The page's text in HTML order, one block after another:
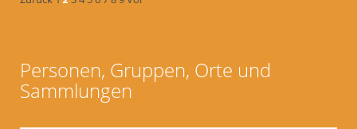
Personen, Gruppen, Orte und
Sammlungen